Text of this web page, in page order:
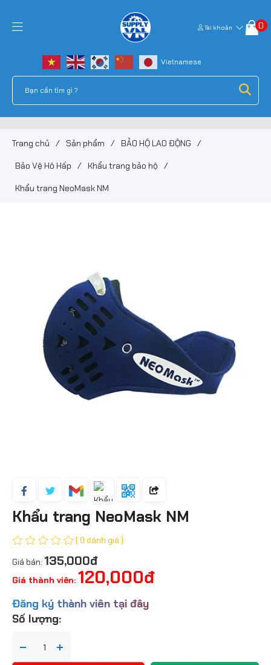
Tài khoản 0
Trang chủ / Sản phẩm / BẢO HỘ LAO ĐỘNG /
Bảo Vệ Hô Hấp / Khẩu trang bảo hộ /
Khẩu trang NeoMask NM
Khẩu trang NeoMask NM
( 0 đánh giá )
Giá bán: 135,000đ
Giá thành viên: 120,000đ
Đăng ký thành viên tại đây
Số lượng: